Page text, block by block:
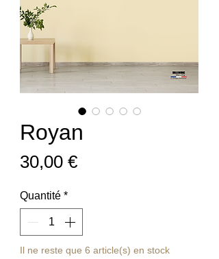
Royan
30,00 €Prix
Quantité *
Il ne reste que 6 article(s) en stock